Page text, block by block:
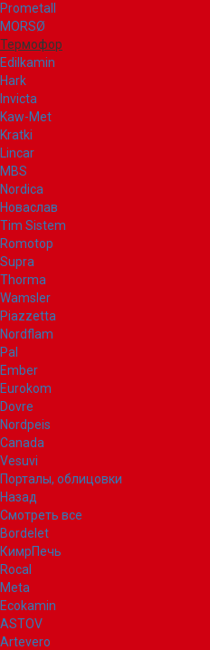
Prometall
MORSØ
Термофор
Edilkamin
Hark
Invicta
Kaw-Met
Kratki
Lincar
MBS
Nordica
Новаслав
Tim Sistem
Romotop
Supra
Thorma
Wamsler
Piazzetta
Nordflam
Pal
Ember
Eurokom
Dovre
Nordpeis
Canada
Vesuvi
Порталы, облицовки
Назад
Смотреть все
Bordelet
КимрПечь
Rocal
Meta
Ecokamin
ASTOV
Artevero